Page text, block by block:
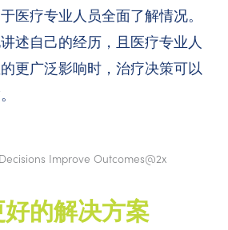
医疗专业人员全面了解情况。
述自己的经历，且医疗专业人
更广泛影响时，治疗决策可以
的解决方案